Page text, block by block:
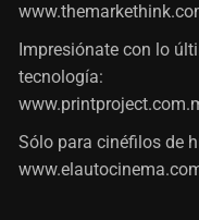
Impresiónate con lo
tecnología:
Sólo para cinéfilos de